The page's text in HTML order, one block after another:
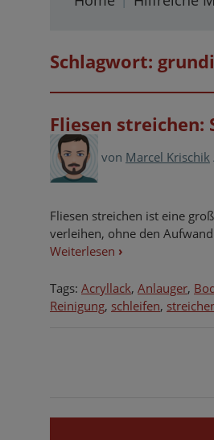
Schlagwort:
Fliesen streichen:
von Marcel Krischik
Fliesen streichen ist eine
verleihen, ohne den
Weiterlesen ›
Tags: Acryllack, Anlauger,
Reinigung, schleifen,